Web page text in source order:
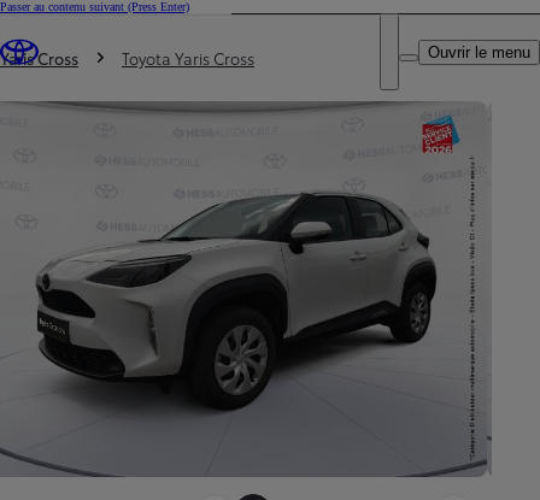
Passer au contenu suivant (Press Enter)
Trouvez un partenaire Toyota
DEALER NAME
Ouvrir le menu
Vous êtes ici
Yaris Cross Toyota Yaris Cross